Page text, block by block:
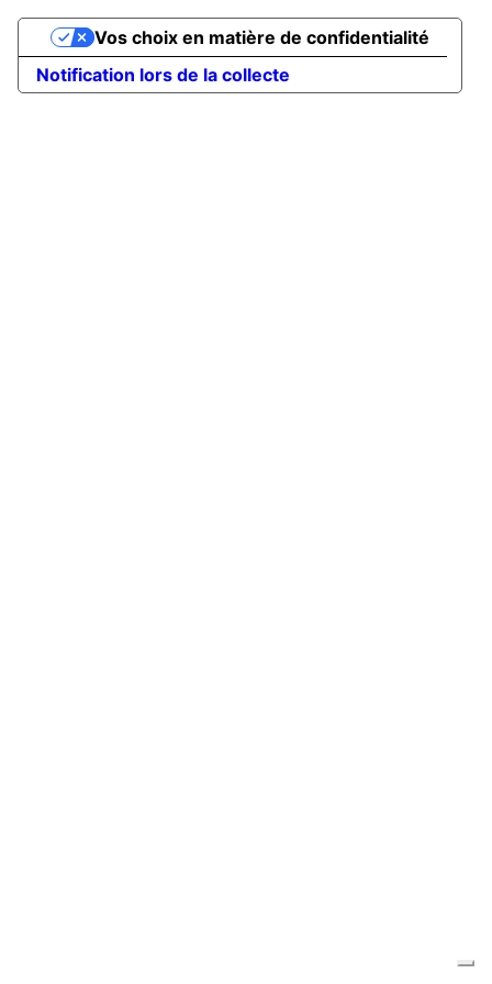
Notification lors de la collecte
Vos choix en matière de confidentialité